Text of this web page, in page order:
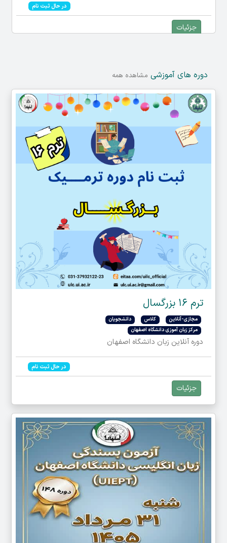
در حال ثبت نام
جزئیات
دوره های آموزشی مشاهده همه
ترم ۱۶ بزرگسال
مجازی-آنلاین کلاس
دانشجویان
مرکز زبان آموزی دانشگاه اصفهان
دوره آنلاین زبان دانشگاه اصفهان
در حال ثبت نام
جزئیات